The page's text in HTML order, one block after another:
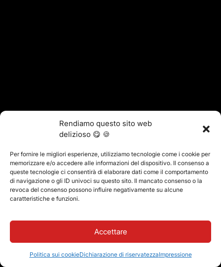
Rendiamo questo sito web
delizioso 😋 🍪
Per fornire le migliori esperienze, utilizziamo tecnologie come i cookie per
memorizzare e/o accedere alle informazioni del dispositivo. Il consenso a
queste tecnologie ci consentirà di elaborare dati come il comportamento
di navigazione o gli ID univoci su questo sito. Il mancato consenso o la
revoca del consenso possono influire negativamente su alcune
caratteristiche e funzioni.
Accettare
Politica sui cookieDichiarazione di riservatezzaImpressione